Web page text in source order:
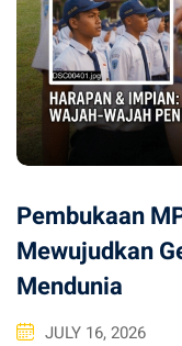
Pembukaan
Mewujudkan
Mendunia
JULY 16, 2026